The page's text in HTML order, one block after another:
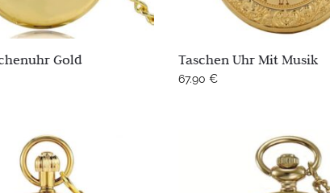
Gold Taschen Uhr Mit Musik
67.90€